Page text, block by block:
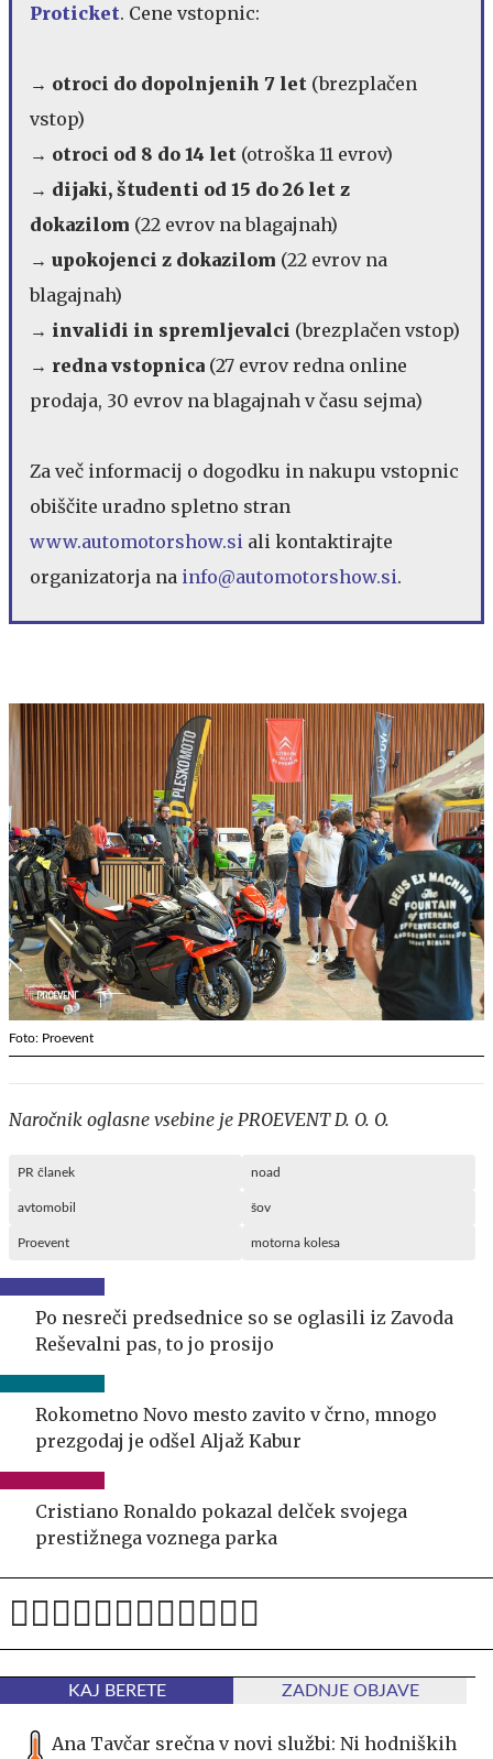
Proticket. Cene vstopnic:
→ otroci do dopolnjenih 7 let (brezplačen
vstop)
→ otroci od 8 do 14 let (otroška 11 evrov)
→ dijaki, študenti od 15 do 26 let z
dokazilom (22 evrov na blagajnah)
→ upokojenci z dokazilom (22 evrov na
blagajnah)
→ invalidi in spremljevalci (brezplačen vstop)
→ redna vstopnica (27 evrov redna online
prodaja, 30 evrov na blagajnah v času sejma)
Za več informacij o dogodku in nakupu vstopnic
obiščite uradno spletno stran
www.automotorshow.si ali kontaktirajte
organizatorja na info@automotorshow.si.
Foto: Proevent
Naročnik oglasne vsebine je PROEVENT D. O. O.
PR članek noad
avtomobil šov
Proevent motorna kolesa
Po nesreči predsednice so se oglasili iz Zavoda
Reševalni pas, to jo prosijo
Rokometno Novo mesto zavito v črno, mnogo
prezgodaj je odšel Aljaž Kabur
Cristiano Ronaldo pokazal delček svojega
prestižnega voznega parka
KAJ BERETE ZADNJE OBJAVE
Ana Tavčar srečna v novi službi: Ni hodniških